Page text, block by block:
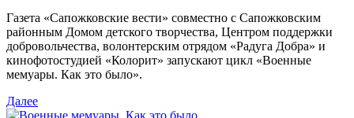
Газета «Сапожковские вести» совместно с Сапожковским
районным Домом детского творчества, Центром поддержки
добровольчества, волонтерским отрядом «Радуга Добра» и
кинофотостудией «Колорит» запускают цикл «Военные
мемуары. Как это было».
Далее